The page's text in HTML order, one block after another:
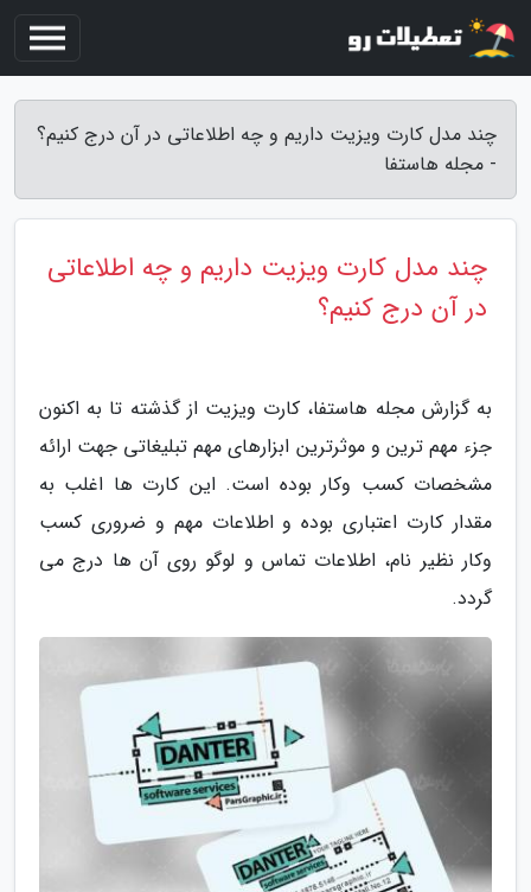
چند مدل کارت ویزیت داریم و چه اطلاعاتی در آن درج کنیم؟
- مجله هاستفا
چند مدل کارت ویزیت داریم و چه اطلاعاتی
در آن درج کنیم؟
به گزارش مجله هاستفا، کارت ویزیت از گذشته تا به اکنون
جزء مهم ترین و موثرترین ابزارهای مهم تبلیغاتی جهت ارائه
مشخصات کسب وکار بوده است. این کارت ها اغلب به
مقدار کارت اعتباری بوده و اطلاعات مهم و ضروری کسب
وکار نظیر نام، اطلاعات تماس و لوگو روی آن ها درج می
گردد.